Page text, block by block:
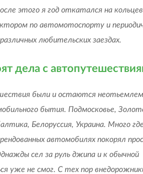
этого я год откатался на
по автомотоспорту и
любительских заездах.
дела с
были и остаются
бытия. Подмосковье,
Белоруссия, Украина. Много
автомобилях покорял
сел за руль джипа и к обычной
уже не смог. С тех пор